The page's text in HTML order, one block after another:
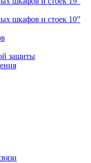
шкафов и стоек 10”
защиты